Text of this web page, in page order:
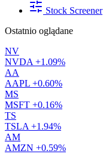
Stock Screener
Ostatnio oglądane
NV
NVDA +1.09%
AA
AAPL +0.60%
MS
MSFT +0.16%
TS
TSLA +1.94%
AM
AMZN +0.59%